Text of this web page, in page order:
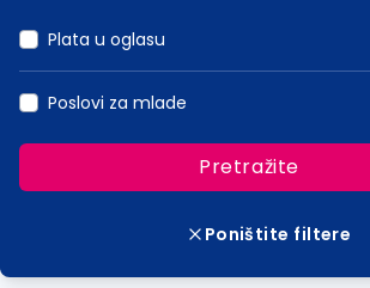
Plata u oglasu
Poslovi za mlade
Pretražite
Poništite filtere